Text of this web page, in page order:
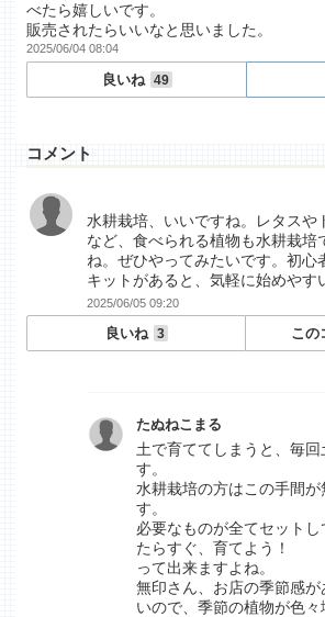
べたら嬉しいです。
販売されたらいいなと思いました。
2025/06/04 08:04
良いね 49
コメント
水耕栽培、いいですね。レタスや
など、食べられる植物も水耕栽培
ね。ぜひやってみたいです。初心
キットがあると、気軽に始めやす
2025/06/05 09:20
良いね 3 この
たぬねこまる
土で育ててしまうと、毎回
す。
水耕栽培の方はこの手間
す。
必要なものが全てセット
たらすぐ、育てよう！
って出来ますよね。
無印さん、お店の季節感
いので、季節の植物が色